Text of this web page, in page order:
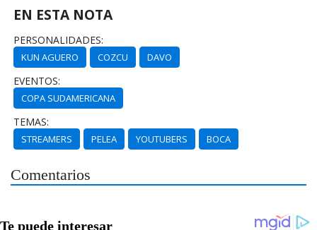
EN ESTA NOTA
PERSONALIDADES:
KUN AGUERO COZCU DAVO
EVENTOS:
COPA SUDAMERICANA
TEMAS:
STREAMERS PELEA YOUTUBERS BOCA
Comentarios